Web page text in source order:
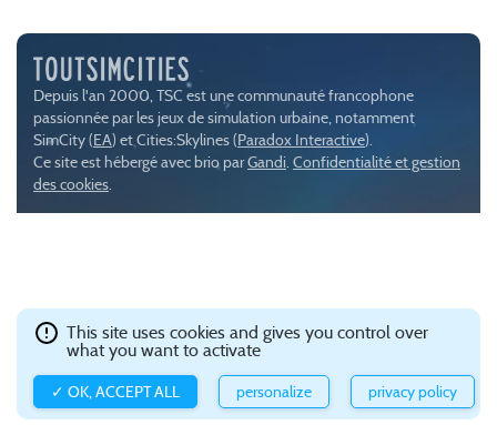
Depuis l'an 2000, TSC est une communauté francophone
passionnée par les jeux de simulation urbaine, notamment
SimCity (EA) et Cities:Skylines (Paradox Interactive).
Ce site est hébergé avec brio parGandi. Confidentialité et gestion
des cookies.
This site uses cookies and gives you control over
what you want to activate
✓ OK, ACCEPT ALL personalize privacy policy